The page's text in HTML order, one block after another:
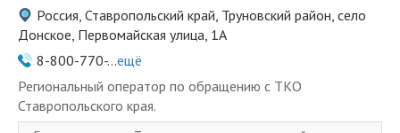
Россия, Ставропольский край, Труновский район, село
Донское, Первомайская улица, 1А
8-800-770-...ещё
Региональный оператор по обращению с ТКО
Ставропольского края.